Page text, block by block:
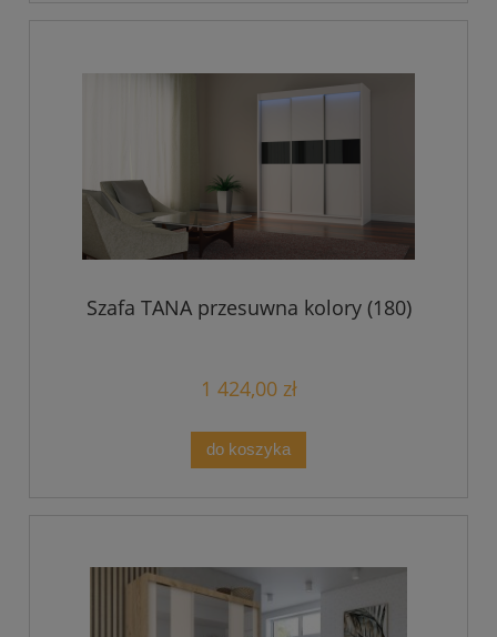
Szafa TANA przesuwna kolory (180)
1 424,00 zł
do koszyka